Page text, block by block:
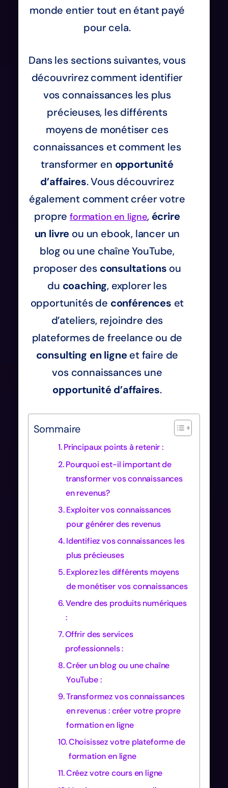
monde entier tout en étant payé
pour cela.
Dans les sections suivantes, vous
découvrirez comment identifier
vos connaissances les plus
précieuses, les différents
moyens de monétiser ces
connaissances et comment les
transformer en opportunité
d’affaires. Vous découvrirez
également comment créer votre
propreformation en ligne, écrire
un livre ou un ebook, lancer un
blog ou une chaîne YouTube,
proposer des consultations ou
du coaching, explorer les
opportunités de conférences et
d’ateliers, rejoindre des
plateformes de freelance ou de
consulting en ligneet faire de
vos connaissances une
opportunité d’affaires.
Sommaire
Principaux points à retenir :
Pourquoi est-il important de
transformer vos connaissances
en revenus?
Exploiter vos connaissances
pour générer des revenus
Identifiez vos connaissances les
plus précieuses
Explorez les différents moyens
de monétiser vos connaissances
Vendre des produits numériques
:
Offrir des services
professionnels :
Créer un blog ou une chaîne
YouTube :
Transformez vos connaissances
en revenus : créer votre propre
formation en ligne
Choisissez votre plateforme de
formation en ligne
Créez votre cours en ligne